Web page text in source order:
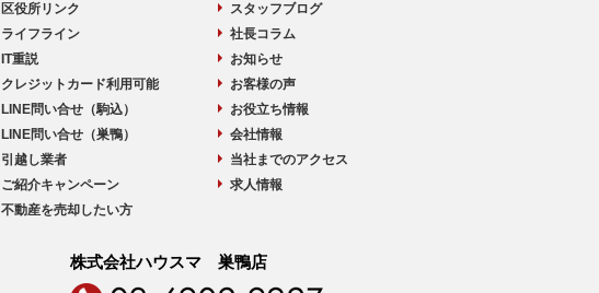
区役所リンク
ライフライン
IT重説
クレジットカード利用可能
LINE問い合せ（駒込）
LINE問い合せ（巣鴨）
引越し業者
ご紹介キャンペーン
不動産を売却したい方
スタッフブログ
社長コラム
お知らせ
お客様の声
お役立ち情報
会社情報
当社までのアクセス
求人情報
株式会社ハウスマ 巣鴨店